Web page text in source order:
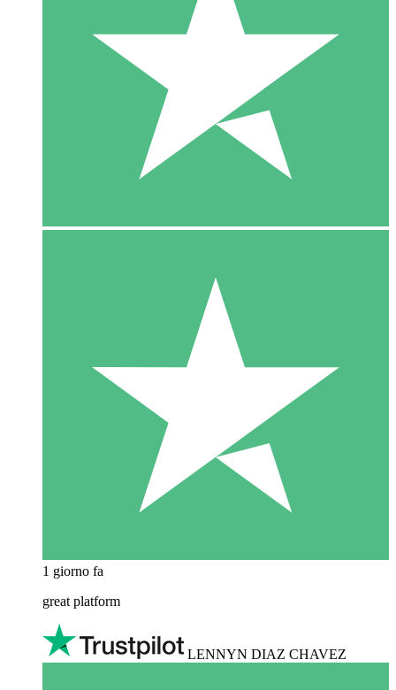
1 giorno fa
great platform
LENNYN DIAZ CHAVEZ